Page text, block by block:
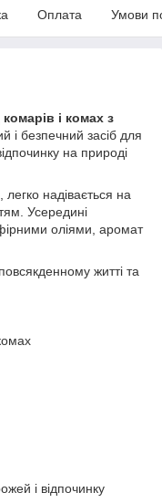
Оплата Умови
і комах з
і безпечний засіб для
на природі
надівається на
Усередині
оліями, аромат
житті та
і відпочинку